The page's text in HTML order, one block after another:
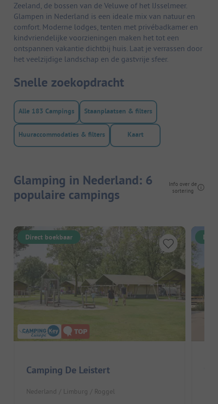
Zeeland, de bossen van de Veluwe of het IJsselmeer.
Glampen in Nederland is een ideale mix van natuur en
comfort. Moderne lodges, tenten met privébadkamer en
kindvriendelijke voorzieningen maken het tot een
ontspannen vakantie dichtbij huis. Laat je verrassen door
het veelzijdige landschap en de gastvrije sfeer.
Snelle zoekopdracht
Alle 183 Campings Staanplaatsen & filters
Huuraccommodaties & filters Kaart
Glamping in Nederland: 6
populaire campings
Info over de
sortering
Direct boekbaar
Camping De Leistert
Nederland / Limburg / Roggel